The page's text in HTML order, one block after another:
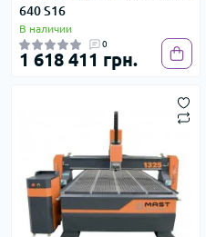
640 S16
В наличии
0
1 618 411 грн.